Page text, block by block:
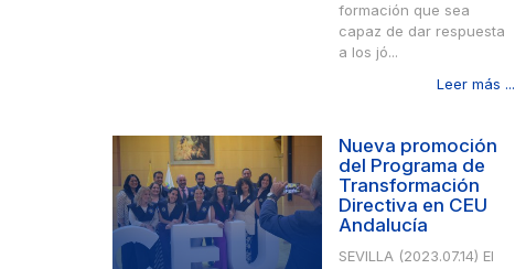
formación que sea
capaz de dar respuesta
a los jó...
Leer más ...
Nueva promoción
del Programa de
Transformación
Directiva en CEU
Andalucía
SEVILLA (2023.07.14) El